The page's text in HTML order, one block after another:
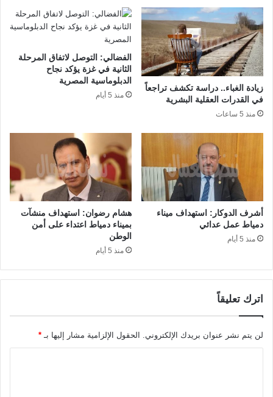
زيادة الغباء.. دراسة تكشف تراجعاً
في القدرات العقلية البشرية
منذ 5 ساعات
الفضالي: التوصل لاتفاق المرحلة
الثانية في غزة يؤكد نجاح
الدبلوماسية المصرية
منذ 5 أيام
أشرف الدوكار: استهداف ميناء
دمياط عمل عدائي
منذ 5 أيام
هشام رضوان: استهداف منشآت
بميناء دمياط اعتداء على أمن
الوطن
منذ 5 أيام
اترك تعليقاً
لن يتم نشر عنوان بريدك الإلكتروني. الحقول الإلزامية مشار إليها بـ *